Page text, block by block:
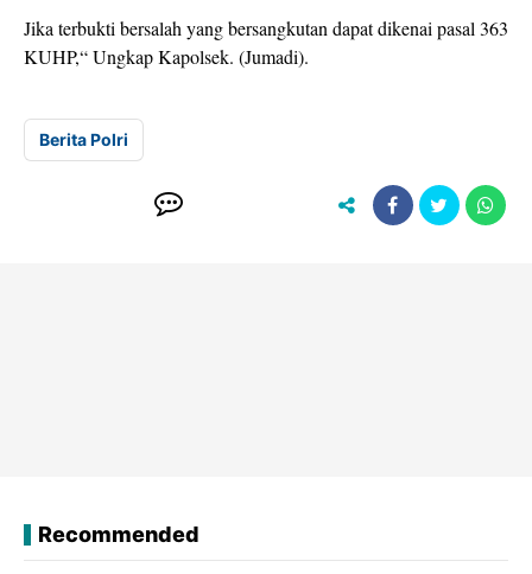
Jika terbukti bersalah yang bersangkutan dapat dikenai pasal 363
KUHP,“ Ungkap Kapolsek. (Jumadi).
Berita Polri
Recommended